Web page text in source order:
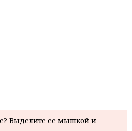
Выделите ее мышкой и